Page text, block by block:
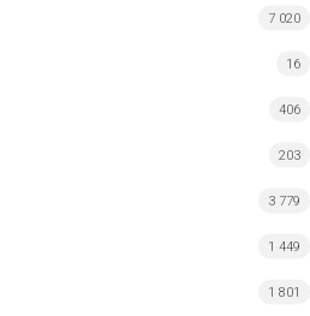
7 020
16
406
203
3 779
1 449
1 801